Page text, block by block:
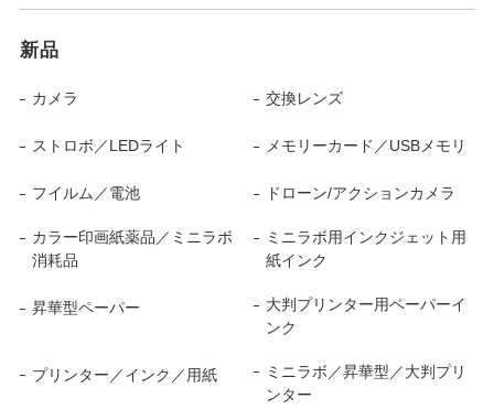
新品
カメラ 交換レンズ
ストロボ／LEDライト メモリーカード／USBメモリ
フイルム／電池 ドローン/アクションカメラ
カラー印画紙薬品／ミニラボ
消耗品
ミニラボ用インクジェット用
紙インク
昇華型ペーパー
大判プリンター用ペーパーイ
ンク
プリンター／インク／用紙
ミニラボ／昇華型／大判プリ
ンター